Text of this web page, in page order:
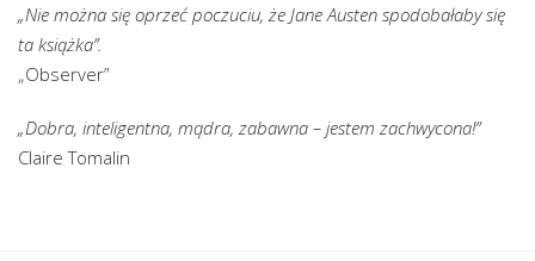
„Nie można się oprzeć poczuciu, że Jane Austen spodobałaby się
ta książka”.
„Observer”
„Dobra, inteligentna, mądra, zabawna – jestem zachwycona!”
Claire Tomalin